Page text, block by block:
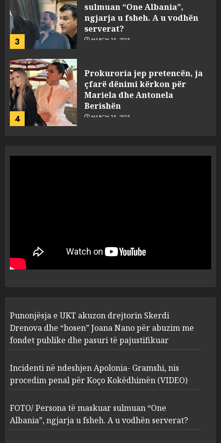
3
sulmuan “One Albania”,
ngjarja u fsheh. A u vodhën
serverat?
MARCH 25, 2025
4
Prokuroria jep pretencën, ja
çfarë dënimi kërkon për
Mariela dhe Antonela
Berishën
MARCH 25, 2025
1
“bosen” Joana Nano për
abuzim me fondet publike dhe
pasuri të pajustifikuar
2
Apolonia- Gramshi, nis
procedim penal për Koço
Kokëdhimën (VIDEO)
MARCH 27, 2025
3
FOTO/ Persona të maskuar
sulmuan “One Albania”,
ngjarja u fsheh. A u vodhën
serverat?
MARCH 25, 2025
Punonjësja e UKT akuzon drejtorin Skerdi
Drenova dhe “bosen” Joana Nano për abuzim me
fondet publike dhe pasuri të pajustifikuar
Incidenti në ndeshjen Apolonia- Gramshi, nis
procedim penal për Koço Kokëdhimën (VIDEO)
FOTO/ Persona të maskuar sulmuan “One
Albania”, ngjarja u fsheh. A u vodhën serverat?